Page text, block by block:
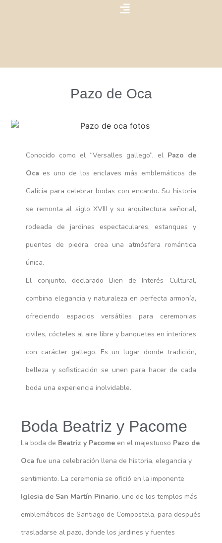
Pazo de Oca
Conocido como el “Versalles gallego”, el Pazo de
Oca es uno de los enclaves más emblemáticos de
Galicia para celebrar bodas con encanto. Su historia
se remonta al siglo XVIII y su arquitectura señorial,
rodeada de jardines espectaculares, estanques y
puentes de piedra, crea una atmósfera romántica
única.
El conjunto, declarado Bien de Interés Cultural,
combina elegancia y naturaleza en perfecta armonía,
ofreciendo espacios versátiles para ceremonias
civiles, cócteles al aire libre y banquetes en interiores
con carácter gallego. Es un lugar donde tradición,
belleza y sofisticación se unen para hacer de cada
boda una experiencia inolvidable.
Boda Beatriz y Pacome
La boda de Beatriz y Pacome en el majestuoso Pazo de
Oca fue una celebración llena de historia, elegancia y
sentimiento. La ceremonia se ofició en la imponente
Iglesia de San Martín Pinario, uno de los templos más
emblemáticos de Santiago de Compostela, para después
trasladarse al pazo, donde los jardines y fuentes